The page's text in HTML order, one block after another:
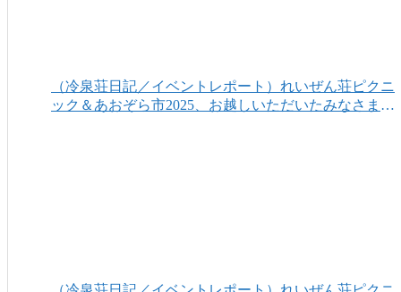
（冷泉荘日記／イベントレポート）れいぜん荘ピクニ
ック＆あおぞら市2025、お越しいただいたみなさまあ